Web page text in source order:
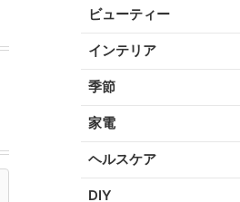
ビューティー
インテリア
季節
家電
ヘルスケア
DIY